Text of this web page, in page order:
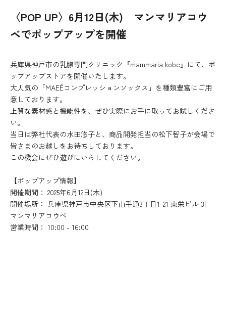
〈POP UP〉6月12日(木) マンマリアコウ
ベでポップアップを開催
兵庫県神戸市の乳腺専門クリニック『mammaria kobe』にて、ポ
ップアップストアを開催いたします。
大人気の「MAEÉコンプレッションソックス」を種類豊富にご用
意しております。
上質な素材感と機能性を、ぜひ実際にお手に取ってお試しくださ
い。
当日は弊社代表の水田悠子と、商品開発担当の松下智子が会場で
皆さまのお越しをお待ちしております。
この機会にぜひ遊びにいらしてください。
【ポップアップ情報】
開催期間： 2025年6月12日(木)
開催場所： 兵庫県神戸市中央区下山手通3丁目1-21 東栄ビル 3F
マンマリアコウベ
営業時間： 10:00 - 16:00